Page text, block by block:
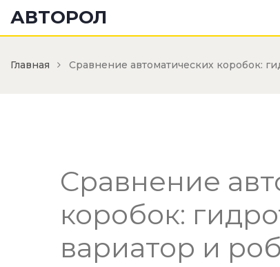
АВТОРОЛ
Главная Сравнение автоматических коробок:
Сравнение
коробок:
вариатор и